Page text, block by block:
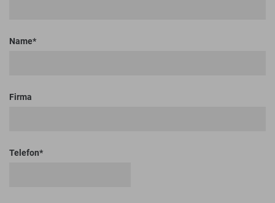
Name
Firma
Telefon